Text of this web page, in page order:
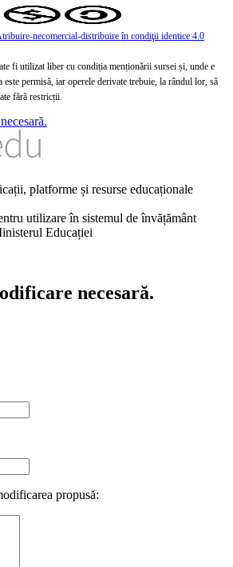
necomercial-distribuire în condiţii identice 4.0
fi utilizat liber cu condiția menționării sursei și, unde e
permisă, iar operele derivate trebuie, la rândul lor, să
fără restricții.
platforme și resurse educaționale
utilizare în sistemul de învățământ
Educației
necesară.
propusă: